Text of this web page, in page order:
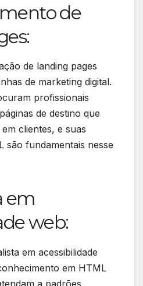
de
de landing pages
de marketing digital.
profissionais
de destino que
clientes, e suas
são fundamentais nesse
em
web:
em acessibilidade
em HTML